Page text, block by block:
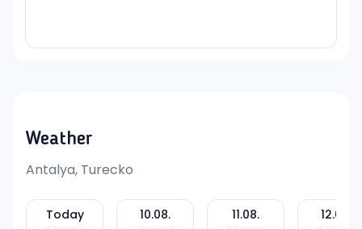
Weather
Antalya, Turecko
Today
10.08.
11.08.
12.08.